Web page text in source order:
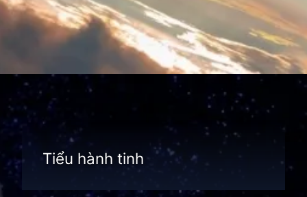
Đang mở https://thienvanhoc.edu.vn/thien-the-la-gi
Tiểu hành tinh